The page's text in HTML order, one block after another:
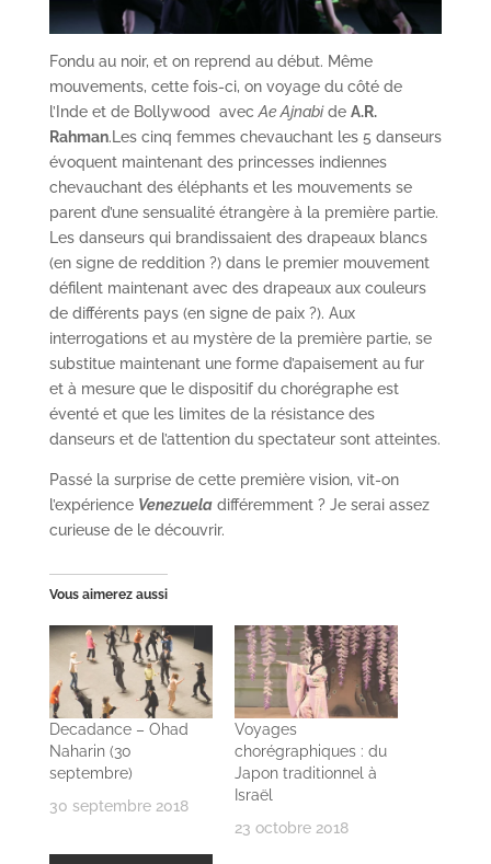
Fondu au noir, et on reprend au début. Même
mouvements, cette fois-ci, on voyage du côté de
l’Inde et de Bollywood avecAe Ajnabide A.R.
Rahman.Les cinq femmes chevauchant les 5 danseurs
évoquent maintenant des princesses indiennes
chevauchant des éléphants et les mouvements se
parent d’une sensualité étrangère à la première partie.
Les danseurs qui brandissaient des drapeaux blancs
(en signe de reddition ?) dans le premier mouvement
défilent maintenant avec des drapeaux aux couleurs
de différents pays (en signe de paix ?). Aux
interrogations et au mystère de la première partie, se
substitue maintenant une forme d’apaisement au fur
et à mesure que le dispositif du chorégraphe est
éventé et que les limites de la résistance des
danseurs et de l’attention du spectateur sont atteintes.
Passé la surprise de cette première vision, vit-on
l’expérience Venezueladifféremment ? Je serai assez
curieuse de le découvrir.
Vous aimerez aussi
Decadance – Ohad
Naharin (30
septembre)
30 septembre 2018
Voyages
chorégraphiques : du
Japon traditionnel à
Israël
23 octobre 2018